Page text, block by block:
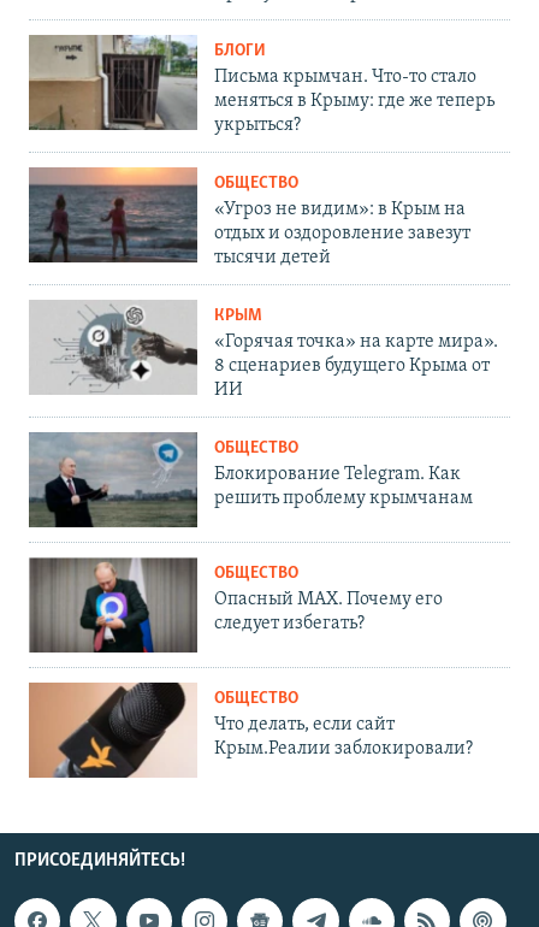
БЛОГИ
Письма крымчан. Что-то стало
меняться в Крыму: где же теперь
укрыться?
ОБЩЕСТВО
«Угроз не видим»: в Крым на
отдых и оздоровление завезут
тысячи детей
КРЫМ
«Горячая точка» на карте мира».
8 сценариев будущего Крыма от
ИИ
ОБЩЕСТВО
Блокирование Telegram. Как
решить проблему крымчанам
ОБЩЕСТВО
Опасный MAX. Почему его
следует избегать?
ОБЩЕСТВО
Что делать, если сайт
Крым.Реалии заблокировали?
ПРИСОЕДИНЯЙТЕСЬ!